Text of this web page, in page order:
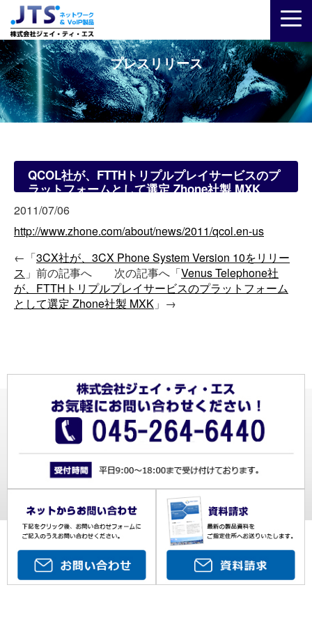
プレスリリース
QCOL社が、FTTHトリプルプレイサービスのプ
ラットフォームとして選定 Zhone社製 MXK
2011/07/06
http://www.zhone.com/about/news/2011/qcol.en-us
←「3CX社が、3CX Phone System Version 10をリリー
ス 」前の記事へ 次の記事へ「Venus Telephone社
が、FTTHトリプルプレイサービスのプラットフォーム
として選定 Zhone社製 MXK 」→